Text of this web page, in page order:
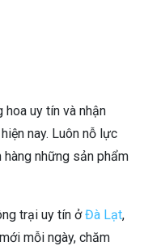
uy tín và nhận
nay. Luôn nỗ lực
những sản phẩm
trại uy tín ởĐà Lạt,
mỗi ngày, chăm